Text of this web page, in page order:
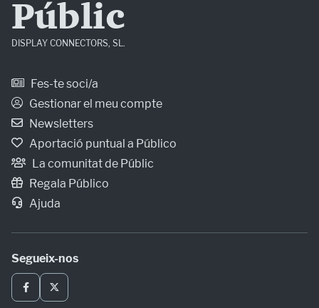
Públic
DISPLAY CONNECTORS, SL.
Fes-te soci/a
Gestionar el meu compte
Newsletters
Aportació puntual a Público
La comunitat de Públic
Regala Público
Ajuda
Segueix-nos